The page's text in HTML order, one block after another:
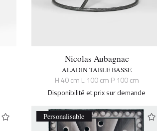
Nicolas Aubagnac
ALADIN TABLE BASSE
H 40 cm L 100 cm P 100 cm
Disponibilité et prix sur demande
Personalisable